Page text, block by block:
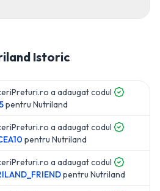
Istoric
a adaugat codul
pentru Nutriland
a adaugat codul
pentru Nutriland
a adaugat codul
pentru Nutriland